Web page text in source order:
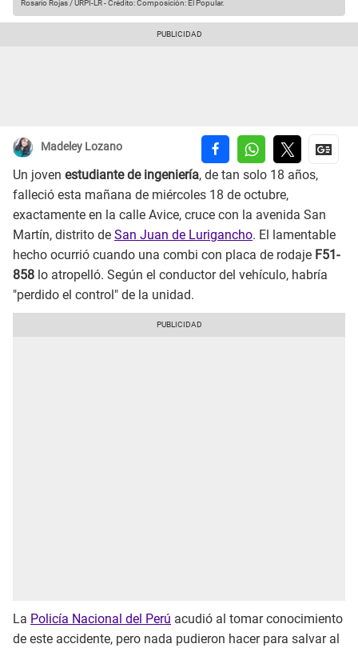
Rosario Rojas / URPI-LR-Crédito: Composición: El Popular.
Madeley Lozano
Un joven estudiante de ingeniería, de tan solo 18 años,
falleció esta mañana de miércoles 18 de octubre,
exactamente en la calle Avice, cruce con la avenida San
Martín, distrito de San Juan de Lurigancho. El lamentable
hecho ocurrió cuando una combi con placa de rodaje F51-
858 lo atropelló. Según el conductor del vehículo, habría
"perdido el control" de la unidad.
La Policía Nacional del Perú acudió al tomar conocimiento
de este accidente, pero nada pudieron hacer para salvar al